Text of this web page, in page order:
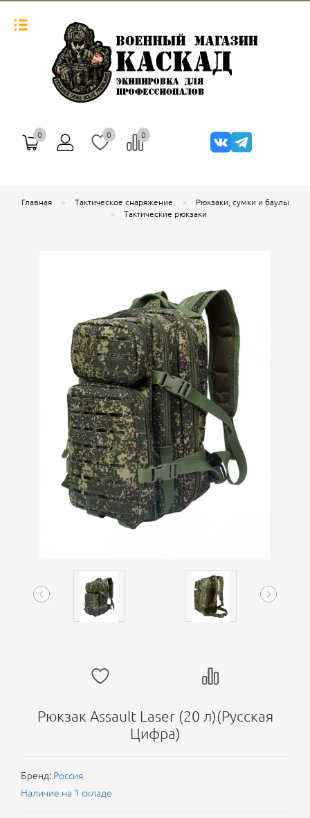
0 0 0
Главная Тактическое снаряжение
Рюкзаки, сумки и баулы
Тактические рюкзаки
Рюкзак Assault Laser (20 л)(Русская
Цифра)
Бренд: Россия
Наличие на 1 складе